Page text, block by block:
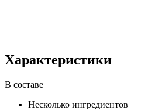
Характеристики
В составе
Несколько ингредиентов